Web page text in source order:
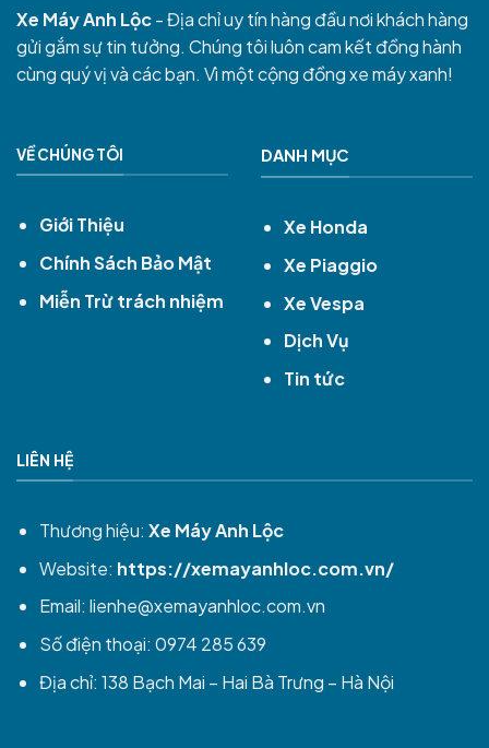
Xe Máy Anh Lộc- Địa chỉ uy tín hàng đầu nơi khách hàng
gửi gắm sự tin tưởng. Chúng tôi luôn cam kết đồng hành
cùng quý vị và các bạn. Vì một cộng đồng xe máy xanh!
VỀ CHÚNG TÔI
Giới Thiệu
Chính Sách Bảo Mật
Miễn Trừ trách nhiệm
DANH MỤC
Xe Honda
Xe Piaggio
Xe Vespa
Dịch Vụ
Tin tức
LIÊN HỆ
Thương hiệu: Xe Máy Anh Lộc
Website: https://xemayanhloc.com.vn/
Email: lienhe@xemayanhloc.com.vn
Số điện thoại: 0974 285 639
Địa chỉ: 138 Bạch Mai – Hai Bà Trưng – Hà Nội